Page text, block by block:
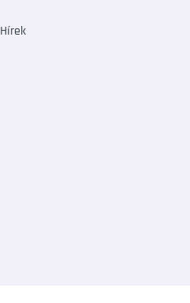
Hírek